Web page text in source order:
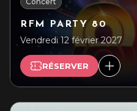
RFM PARTY 80
Vendredi 12 février 2027
RÉSERVER